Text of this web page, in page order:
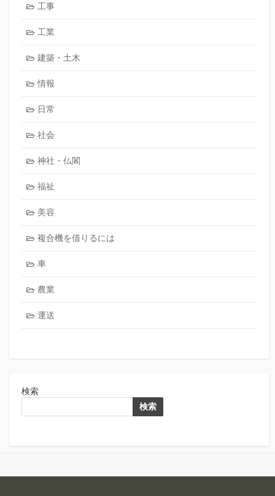
工事
工業
建築・土木
情報
日常
社会
神社・仏閣
福祉
美容
複合機を借りるには
車
農業
運送
検索
検索